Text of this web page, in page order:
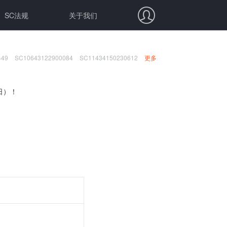
SC法规 关于我们
SC10643122900084 SC11434150230612 更多
！